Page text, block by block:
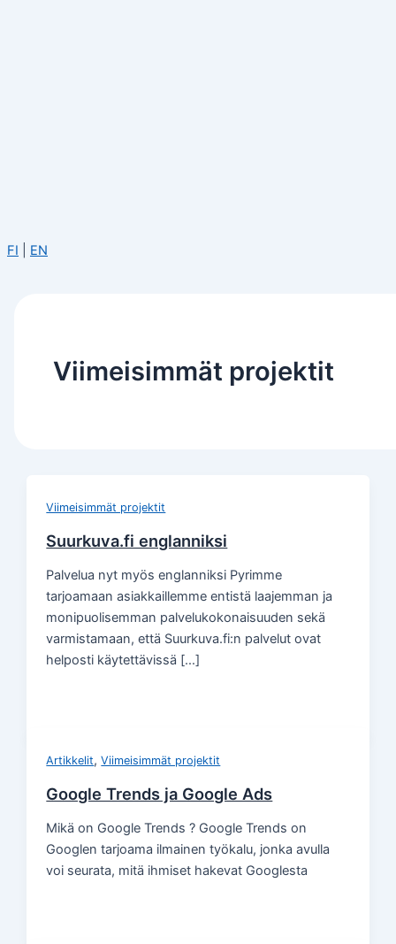
FI EN
Viimeisimmät projektit
Viimeisimmät projektit
Suurkuva.fi englanniksi
Palvelua nyt myös englanniksi Pyrimme
tarjoamaan asiakkaillemme entistä laajemman ja
monipuolisemman palvelukokonaisuuden sekä
varmistamaan, että Suurkuva.fi:n palvelut ovat
helposti käytettävissä […]
Artikkelit,Viimeisimmät projektit
Google Trends ja Google Ads
Mikä on Google Trends ? Google Trends on
Googlen tarjoama ilmainen työkalu, jonka avulla
voi seurata, mitä ihmiset hakevat Googlesta